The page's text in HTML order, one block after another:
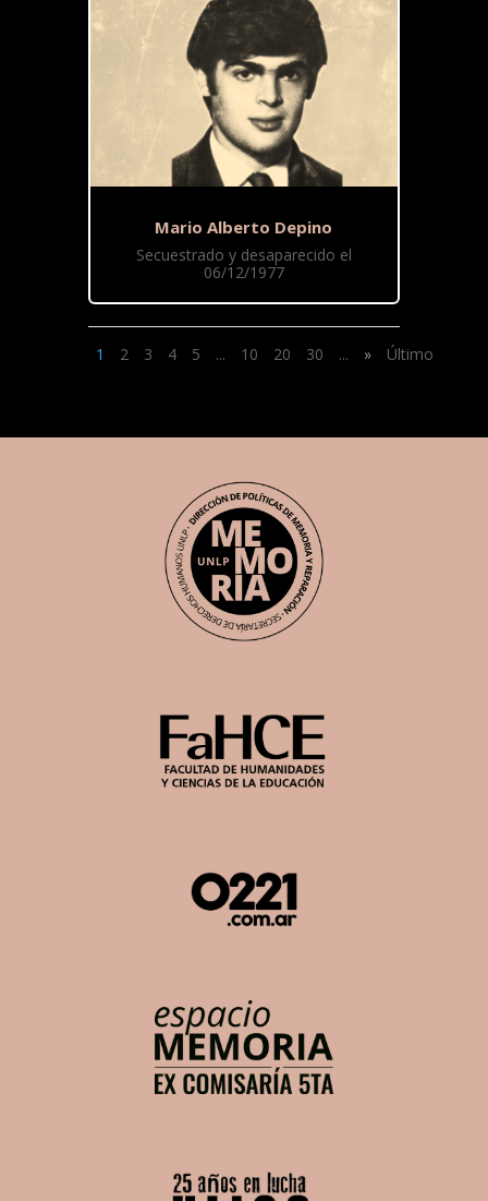
Mario Alberto Depino
Secuestrado y desaparecido el
06/12/1977
1 2 3 4 5 ... 10 20 30 ... » Último